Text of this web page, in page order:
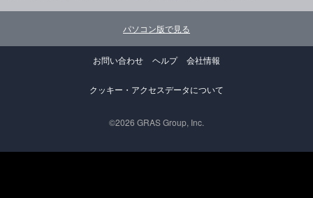
パソコン版で見る
お問い合わせ ヘルプ 会社情報
クッキー・アクセスデータについて
©2026 GRAS Group, Inc.